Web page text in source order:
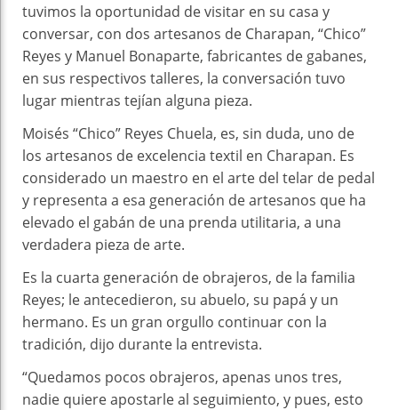
tuvimos la oportunidad de visitar en su casa y
conversar, con dos artesanos de Charapan, “Chico”
Reyes y Manuel Bonaparte, fabricantes de gabanes,
en sus respectivos talleres, la conversación tuvo
lugar mientras tejían alguna pieza.
Moisés “Chico” Reyes Chuela, es, sin duda, uno de
los artesanos de excelencia textil en Charapan. Es
considerado un maestro en el arte del telar de pedal
y representa a esa generación de artesanos que ha
elevado el gabán de una prenda utilitaria, a una
verdadera pieza de arte.
Es la cuarta generación de obrajeros, de la familia
Reyes; le antecedieron, su abuelo, su papá y un
hermano. Es un gran orgullo continuar con la
tradición, dijo durante la entrevista.
“Quedamos pocos obrajeros, apenas unos tres,
nadie quiere apostarle al seguimiento, y pues, esto